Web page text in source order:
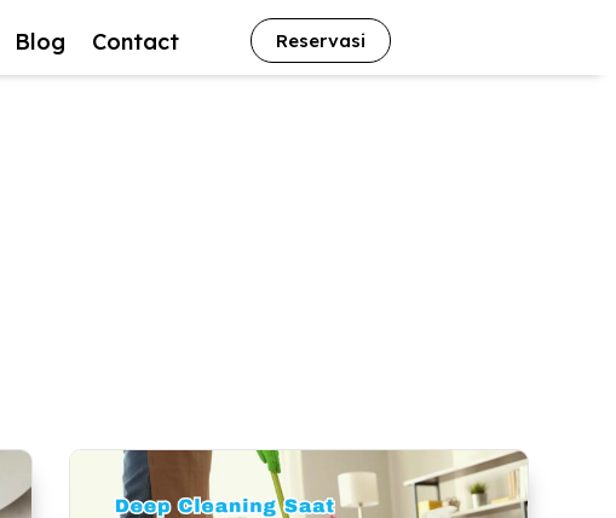
Blog Contact Reservasi